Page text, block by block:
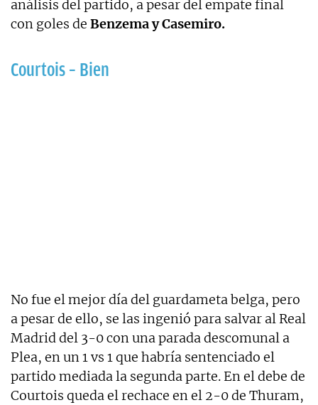
análisis del partido, a pesar del empate final
con goles de Benzema y Casemiro.
Courtois – Bien
No fue el mejor día del guardameta belga, pero
a pesar de ello, se las ingenió para salvar al Real
Madrid del 3-0 con una parada descomunal a
Plea, en un 1 vs 1 que habría sentenciado el
partido mediada la segunda parte. En el debe de
Courtois queda el rechace en el 2-0 de Thuram,